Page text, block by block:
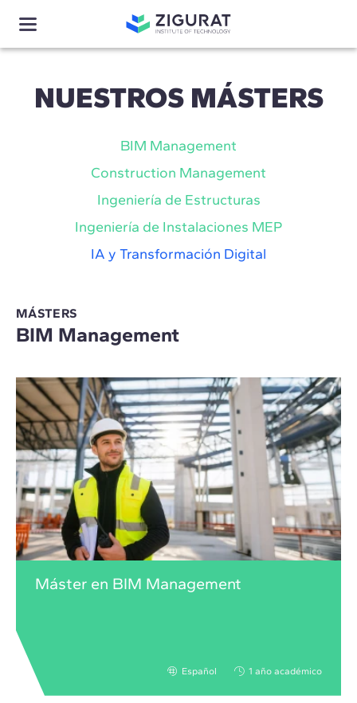
NUESTROS MÁSTERS
BIM Management
Construction Management
Ingeniería de Estructuras
Ingeniería de Instalaciones MEP
IA y Transformación Digital
MÁSTERS
BIM Management
Máster en BIM Management
Español 1 año académico